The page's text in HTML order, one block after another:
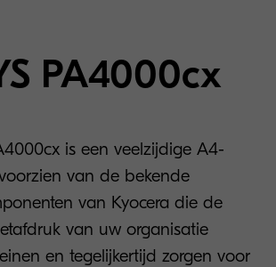
PA4000cx
is een veelzijdige A4-
van de bekende
van Kyocera die de
van uw organisatie
en tegelijkertijd zorgen voor